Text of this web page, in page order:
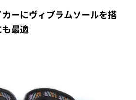
カーにヴィブラムソールを搭
最適